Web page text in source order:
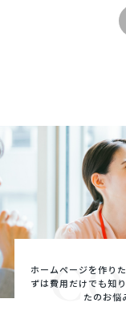
ホームページを作り
ずは費用だけでも知り
たのお悩